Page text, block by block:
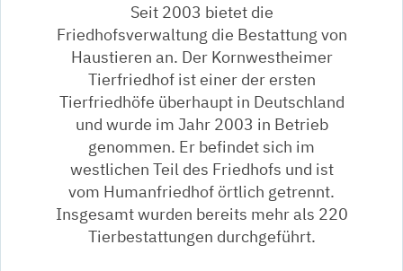
Seit 2003 bietet die
Friedhofsverwaltung die Bestattung von
Haustieren an. Der Kornwestheimer
Tierfriedhof ist einer der ersten
Tierfriedhöfe überhaupt in Deutschland
und wurde im Jahr 2003 in Betrieb
genommen. Er befindet sich im
westlichen Teil des Friedhofs und ist
vom Humanfriedhof örtlich getrennt.
Insgesamt wurden bereits mehr als 220
Tierbestattungen durchgeführt.